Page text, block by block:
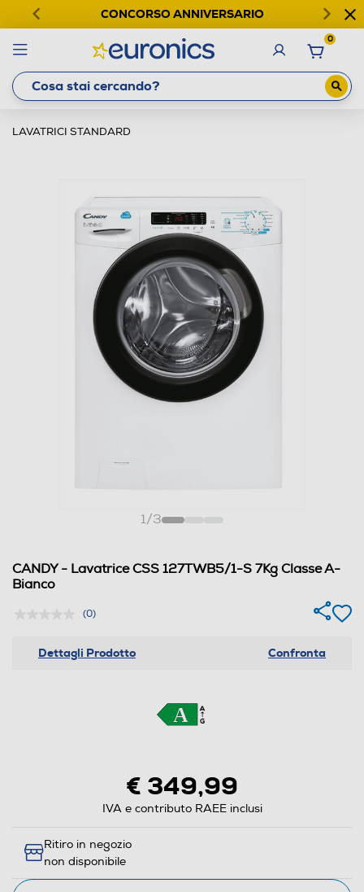
CONCORSO ANNIVERSARIO
0
LAVATRICI STANDARD
1/3
CANDY - Lavatrice CSS 127TWB5/1-S 7Kg Classe A-
Bianco
(0)
Dettagli Prodotto Confronta
€ 349,99
IVA e contributo RAEE inclusi
Ritiro in negozio
non disponibile